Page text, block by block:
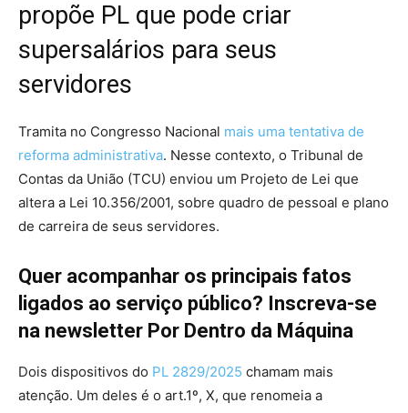
propõe PL que pode criar
supersalários para seus
servidores
Tramita no Congresso Nacional mais uma tentativa de
reforma administrativa. Nesse contexto, o Tribunal de
Contas da União (TCU) enviou um Projeto de Lei que
altera a Lei 10.356/2001, sobre quadro de pessoal e plano
de carreira de seus servidores.
Quer acompanhar os principais fatos
ligados ao serviço público? Inscreva-se
na newsletter Por Dentro da Máquina
Dois dispositivos do PL 2829/2025 chamam mais
atenção. Um deles é o art.1º, X, que renomeia a